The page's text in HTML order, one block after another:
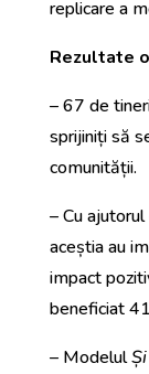
replicare a
Rezultate
– 67 de
sprijiniți să
comunității.
– Cu
aceștia au
impact
beneficiat
– Modelul